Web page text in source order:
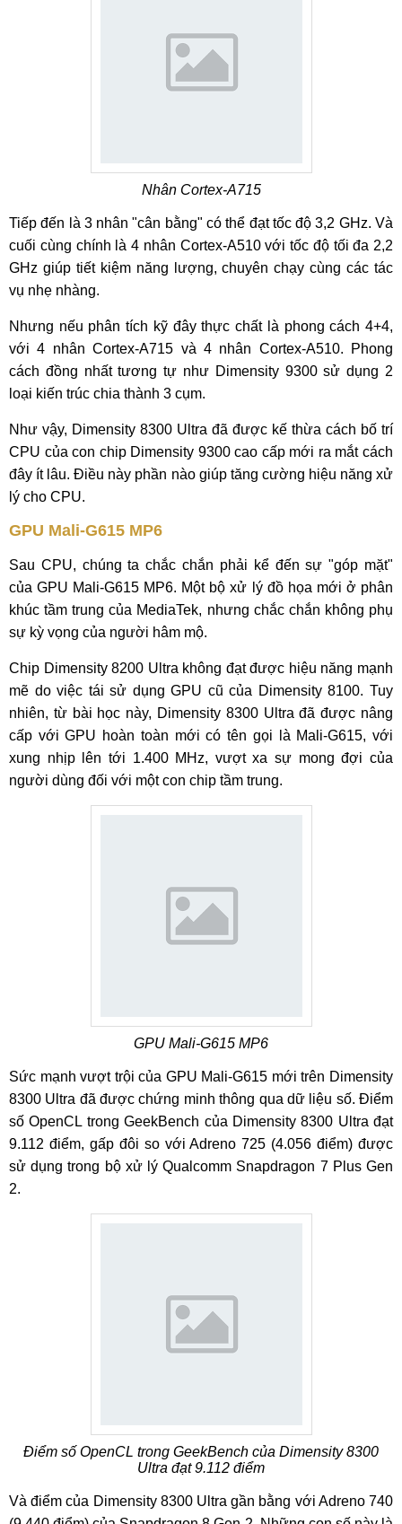
Nhân Cortex-A715
Tiếp đến là 3 nhân "cân bằng" có thể đạt tốc độ 3,2 GHz. Và
cuối cùng chính là 4 nhân Cortex-A510 với tốc độ tối đa 2,2
GHz giúp tiết kiệm năng lượng, chuyên chạy cùng các tác
vụ nhẹ nhàng.
Nhưng nếu phân tích kỹ đây thực chất là phong cách 4+4,
với 4 nhân Cortex-A715 và 4 nhân Cortex-A510. Phong
cách đồng nhất tương tự như Dimensity 9300 sử dụng 2
loại kiến trúc chia thành 3 cụm.
Như vậy, Dimensity 8300 Ultra đã được kế thừa cách bố trí
CPU của con chip Dimensity 9300 cao cấp mới ra mắt cách
đây ít lâu. Điều này phần nào giúp tăng cường hiệu năng xử
lý cho CPU.
GPU Mali-G615 MP6
Sau CPU, chúng ta chắc chắn phải kể đến sự "góp mặt"
của GPU Mali-G615 MP6. Một bộ xử lý đồ họa mới ở phân
khúc tầm trung của MediaTek, nhưng chắc chắn không phụ
sự kỳ vọng của người hâm mộ.
Chip Dimensity 8200 Ultra không đạt được hiệu năng mạnh
mẽ do việc tái sử dụng GPU cũ của Dimensity 8100. Tuy
nhiên, từ bài học này, Dimensity 8300 Ultra đã được nâng
cấp với GPU hoàn toàn mới có tên gọi là Mali-G615, với
xung nhịp lên tới 1.400 MHz, vượt xa sự mong đợi của
người dùng đối với một con chip tầm trung.
GPU Mali-G615 MP6
Sức mạnh vượt trội của GPU Mali-G615 mới trên Dimensity
8300 Ultra đã được chứng minh thông qua dữ liệu số. Điểm
số OpenCL trong GeekBench của Dimensity 8300 Ultra đạt
9.112 điểm, gấp đôi so với Adreno 725 (4.056 điểm) được
sử dụng trong bộ xử lý Qualcomm Snapdragon 7 Plus Gen
2.
Điểm số OpenCL trong GeekBench của Dimensity 8300
Ultra đạt 9.112 điểm
Và điểm của Dimensity 8300 Ultra gần bằng với Adreno 740